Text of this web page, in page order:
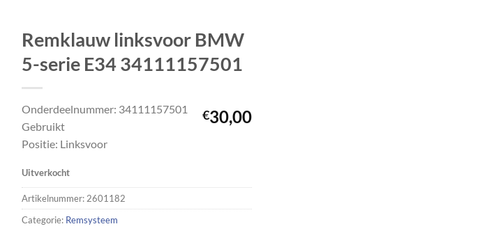
Remklauw linksvoor BMW
5-serie E34 34111157501
€30,00
Onderdeelnummer: 34111157501
Gebruikt
Positie: Linksvoor
Uitverkocht
Artikelnummer: 2601182
Categorie: Remsysteem